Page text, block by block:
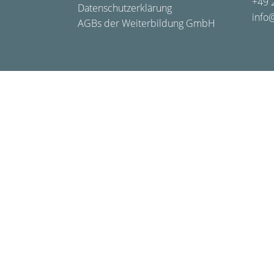
Datenschutzerklärung
AGBs der Weiterbildung GmbH